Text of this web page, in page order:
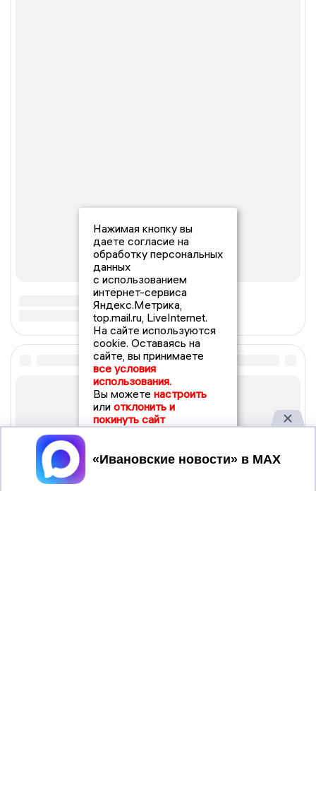
Нажимая кнопку вы
даете согласие на
обработку персональных
данных
с использованием
интернет-сервиса
Яндекс.Метрика,
top.mail.ru, LiveInternet.
На сайте используются
cookie. Оставаясь на
сайте, вы принимаете
все условия
использования.
Вы можете настроить
или отклонить и
покинуть сайт
Принять